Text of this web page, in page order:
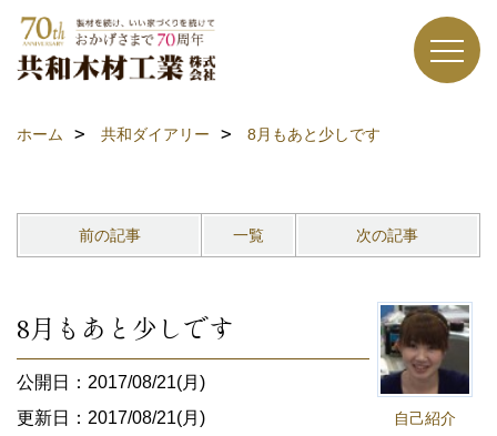
ホーム 共和ダイアリー 8月もあと少しです
前の記事 一覧 次の記事
自己紹介
8月もあと少しです
公開日：2017/08/21(月)
更新日：2017/08/21(月)